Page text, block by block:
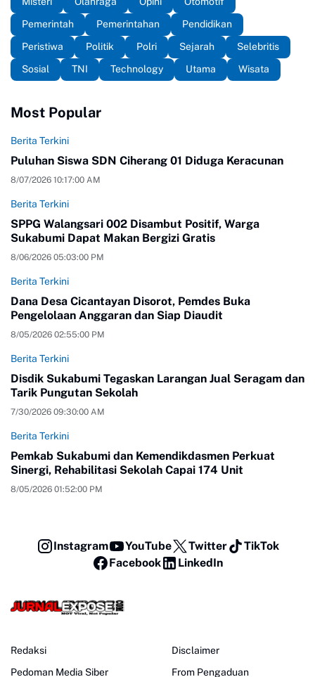
Pemerintah
Pemerintahan
Pendidikan
Peristiwa
Politik Polri Sejarah
Selebritis
Sosial
TNI Technology Utama Wisata
Most Popular
Berita Terkini
Puluhan Siswa SDN Ciherang 01 Diduga Keracunan
8/07/2026 10:17:00 AM
Berita Terkini
SPPG Walangsari 002 Disambut Positif, Warga
Sukabumi Dapat Makan Bergizi Gratis
8/06/2026 05:03:00 PM
Berita Terkini
Dana Desa Cicantayan Disorot, Pemdes Buka
Pengelolaan Anggaran dan Siap Diaudit
8/05/2026 02:55:00 PM
Berita Terkini
Disdik Sukabumi Tegaskan Larangan Jual Seragam dan
Tarik Pungutan Sekolah
7/30/2026 09:30:00 AM
Berita Terkini
Pemkab Sukabumi dan Kemendikdasmen Perkuat
Sinergi, Rehabilitasi Sekolah Capai 174 Unit
8/05/2026 01:52:00 PM
Instagram YouTube Twitter
TikTok
Facebook
LinkedIn
Redaksi
Pedoman Media Siber
Disclaimer
From Pengaduan